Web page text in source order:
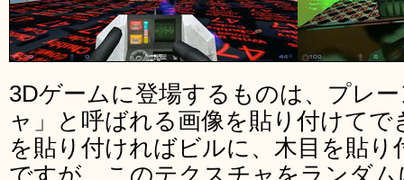
3Dゲームに登場するものは、プレ
ャ」と呼ばれる画像を貼り付けて
を貼り付ければビルに、木目を貼
ですが、このテクスチャをランダ